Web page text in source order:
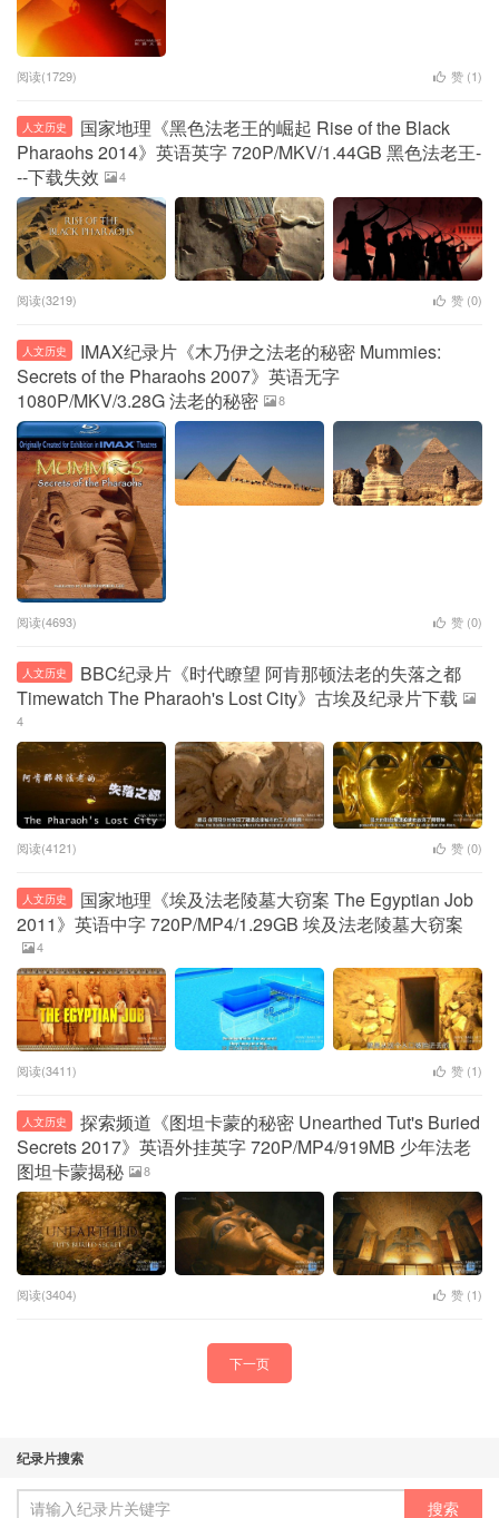
阅读(1729) 赞 (1)
人文历史
国家地理《黑色法老王的崛起 Rise of the Black
Pharaohs 2014》英语英字 720P/MKV/1.44GB 黑色法老王-
--下载失效
4
阅读(3219) 赞 (0)
人文历史
IMAX纪录片《木乃伊之法老的秘密 Mummies:
Secrets of the Pharaohs 2007》英语无字
1080P/MKV/3.28G 法老的秘密
8
阅读(4693) 赞 (0)
人文历史
BBC纪录片《时代瞭望 阿肯那顿法老的失落之都
Timewatch The Pharaoh's Lost City》古埃及纪录片下载
4
阅读(4121) 赞 (0)
人文历史
国家地理《埃及法老陵墓大窃案 The Egyptian Job
2011》英语中字 720P/MP4/1.29GB 埃及法老陵墓大窃案
4
阅读(3411) 赞 (1)
人文历史
探索频道《图坦卡蒙的秘密 Unearthed Tut's Buried
Secrets 2017》英语外挂英字 720P/MP4/919MB 少年法老
图坦卡蒙揭秘
8
阅读(3404) 赞 (1)
下一页
纪录片搜索